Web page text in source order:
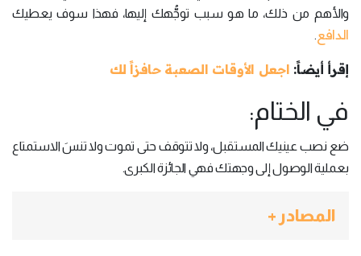
والأهم من ذلك، ما هو سبب توجُّهك إليها، فهذا سوف يعطيك
الدافع.
إقرأ أيضاً: اجعل الأوقات الصعبة حافزاً لك
في الختام:
ضع نصب عينيك المستقبل، ولا تتوقف حتى تموت ولا تنسَ الاستمتاع
بعملية الوصول إلى وجهتك فهي الجائزة الكبرى.
المصادر +